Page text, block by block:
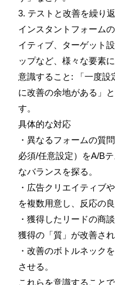
3. テストと改善を繰り
インスタントフォーム
イティブ、ターゲット
ップなど、様々な要素
意識すること: 「一度設
に改善の余地がある」
す。
具体的な対応
・異なるフォームの質
必須/任意設定）をA/B
なバランスを探る。
・広告クリエイティブ
を複数用意し、反応の
・獲得したリードの商
獲得の「質」が改善さ
・改善のボトルネック
させる。
これらを意識すること